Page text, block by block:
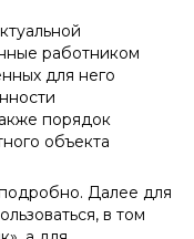
работником
для него
порядок
объекта
Далее для
в том